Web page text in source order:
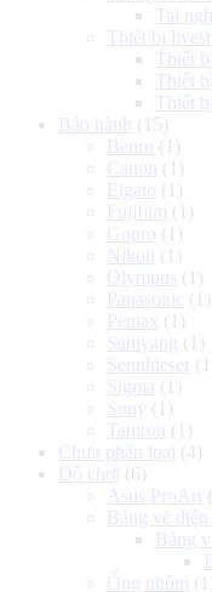
Tai
Thiết bị
Thiết
Thiết
Thiết
Bảo hành
(15)
Benro (1)
Canon
(1)
Elgato (1)
Fujifilm (1)
Gopro (1)
Nikon
(1)
Olympus (1)
Panasonic (1)
Pentax (1)
Samyang (1)
Sennhieser
Sigma (1)
Sony (1)
Tamron
(1)
Chưa phân loại (4)
Đồ chơi (6)
Asus ProArt
Bảng vẽ
Bảng
Ống nhòm